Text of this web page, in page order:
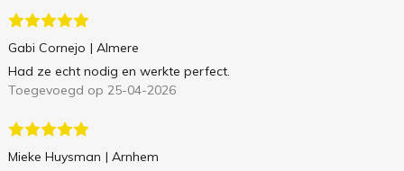
Gabi Cornejo | Almere
Had ze echt nodig en werkte perfect.
Toegevoegd op 25-04-2026
Mieke Huysman | Arnhem